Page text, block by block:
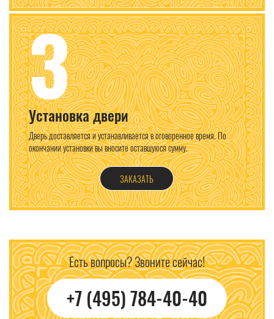
3
Установка двери
Дверь доставляется и устанавливается в оговоренное время. По
окончании установки вы вносите оставшуюся сумму.
ЗАКАЗАТЬ
Есть вопросы? Звоните сейчас!
+7 (495) 784-40-40